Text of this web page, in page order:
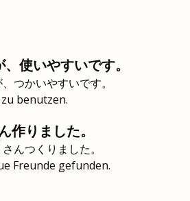
使いやすいです。
つかいやすいです。
benutzen.
作りました。
んつくりました。
Freunde gefunden.